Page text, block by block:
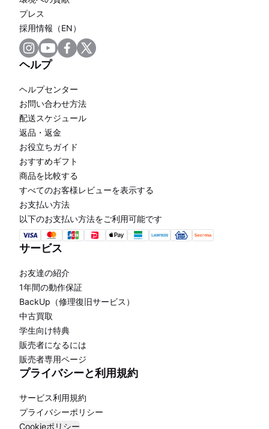
プレス
採用情報（EN）
ヘルプ
ヘルプセンター
お問い合わせ方法
配送スケジュール
返品・返金
お役立ちガイド
おすすめギフト
商品を比較する
すべてのお客様レビューを表示する
お支払い方法
以下のお支払い方法をご利用可能です
サービス
お友達の紹介
1年間の動作保証
BackUp（修理復旧サービス）
中古買取
学生向け特典
販売者になるには
販売者専用ページ
プライバシーと利用規約
サービス利用規約
プライバシーポリシー
Cookieポリシー